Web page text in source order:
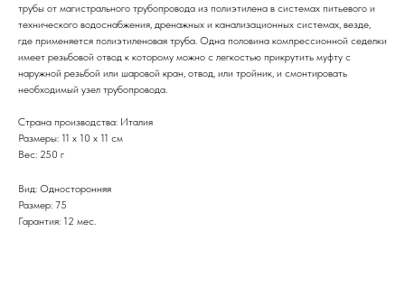
трубы от магистрального трубопровода из полиэтилена в системах питьевого и
технического водоснабжения, дренажных и канализационных системах, везде,
где применяется полиэтиленовая труба. Одна половина компрессионной седелки
имеет резьбовой отвод к которому можно с легкостью прикрутить муфту с
наружной резьбой или шаровой кран, отвод, или тройник, и смонтировать
необходимый узел трубопровода.
Страна производства: Италия
Размеры: 11 х 10 х 11 см
Вес: 250 г
Вид: Односторонняя
Размер: 75
Гарантия: 12 мес.